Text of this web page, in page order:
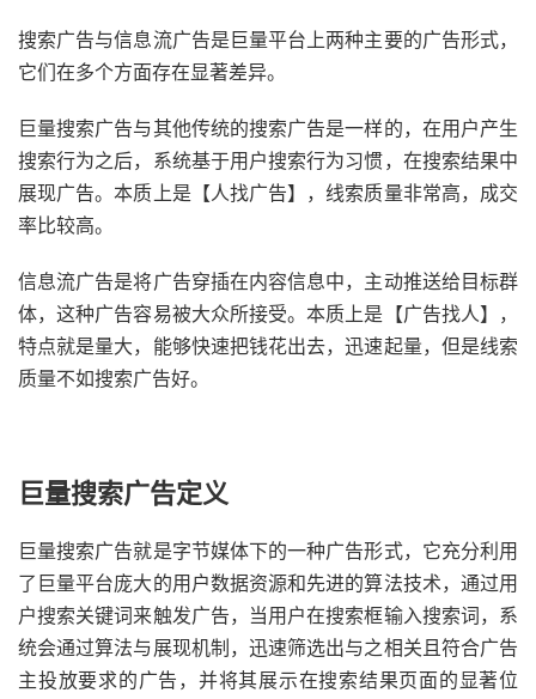
搜索广告与信息流广告是巨量平台上两种主要的广告形式，
它们在多个方面存在显著差异。
巨量搜索广告与其他传统的搜索广告是一样的，在用户产生
搜索行为之后，系统基于用户搜索行为习惯，在搜索结果中
展现广告。本质上是【人找广告】，线索质量非常高，成交
率比较高。
信息流广告是将广告穿插在内容信息中，主动推送给目标群
体，这种广告容易被大众所接受。本质上是【广告找人】，
特点就是量大，能够快速把钱花出去，迅速起量，但是线索
质量不如搜索广告好。
巨量搜索广告定义
巨量搜索广告就是字节媒体下的一种广告形式，它充分利用
了巨量平台庞大的用户数据资源和先进的算法技术，通过用
户搜索关键词来触发广告，当用户在搜索框输入搜索词，系
统会通过算法与展现机制，迅速筛选出与之相关且符合广告
主投放要求的广告，并将其展示在搜索结果页面的显著位